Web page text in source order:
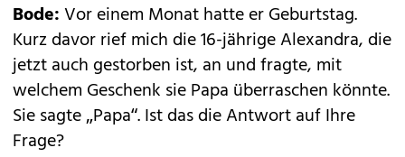
Bode:Vor einem Monat hatte er Geburtstag.
Kurz davor rief mich die 16-jährige Alexandra, die
jetzt auch gestorben ist, an und fragte, mit
welchem Geschenk sie Papa überraschen könnte.
Sie sagte „Papa“. Ist das die Antwort auf Ihre
Frage?